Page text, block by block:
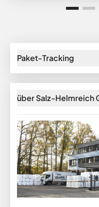
Paket-Tracking
über Salz-Helmreich